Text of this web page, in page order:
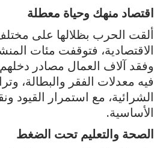
اقتصاد منهك وحياة معطلة
ألقت الحرب بظلالها على
الاقتصادية، فتوقفت مئات
وفقد آلاف العمال مصادر
فيه معدلات الفقر والبطالة،
الشرائية، مع استمرار القيود
الأساسية.
الصحة والتعليم تحت الضغط